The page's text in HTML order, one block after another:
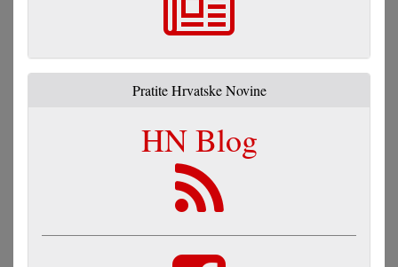
Pratite Hrvatske Novine
HN Blog